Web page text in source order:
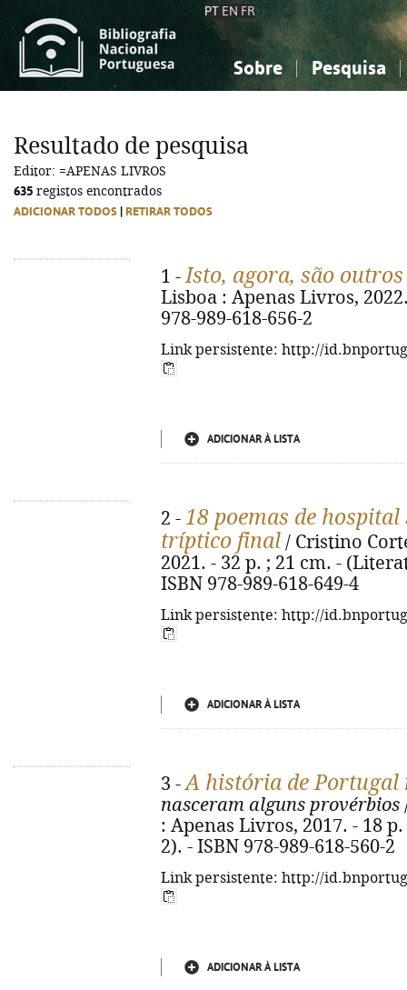
PT EN FR
Sobre Pesquisa
Ciências sociais...
Ciências sociais...
Resultado de pesquisa
Editor: =APENAS LIVROS
635 registos encontrados
ADICIONAR TODOS RETIRAR TODOS
1 -Isto, agora, são
Lisboa : Apenas Livros,
978-989-618-656-2
Link persistente: http://
ADICIONAR À LISTA
2 - 18 poemas de
tríptico final / Cristino
2021. - 32 p. ; 21 cm. -
ISBN 978-989-618-649-4
Link persistente: http://
ADICIONAR À LISTA
3 -A história de Portugal
nasceram alguns provérbios
: Apenas Livros, 2017. - 18
2). - ISBN 978-989-618-560-2
Link persistente: http://
ADICIONAR À LISTA